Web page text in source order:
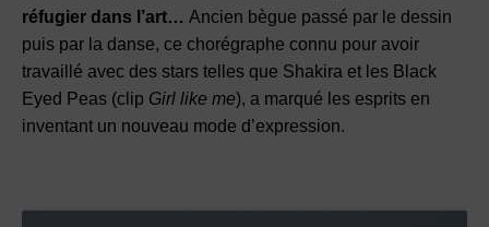
réfugier dans l’art… Ancien bègue passé par le dessin
puis par la danse, ce chorégraphe connu pour avoir
travaillé avec des stars telles que Shakira et les Black
Eyed Peas (clip Girl like me), a marqué les esprits en
inventant un nouveau mode d’expression.